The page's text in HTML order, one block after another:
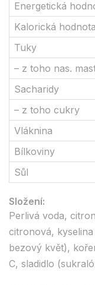
Energetická
Kalorická hodnota
Tuky
– z toho nas.
Sacharidy
– z toho cukry
Vláknina
Bílkoviny
Sůl
Složení:
Perlivá voda,
citronová,
bezový květ),
C, sladidlo